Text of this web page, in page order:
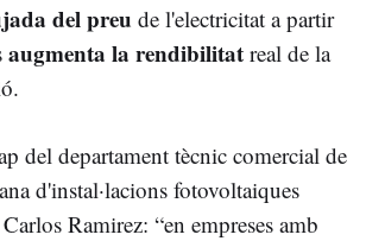
del preu de l'electricitat a partir
augmenta la rendibilitat real de la
del departament tècnic comercial de
d'instal·lacions fotovoltaiques
Ramirez: “en empreses amb